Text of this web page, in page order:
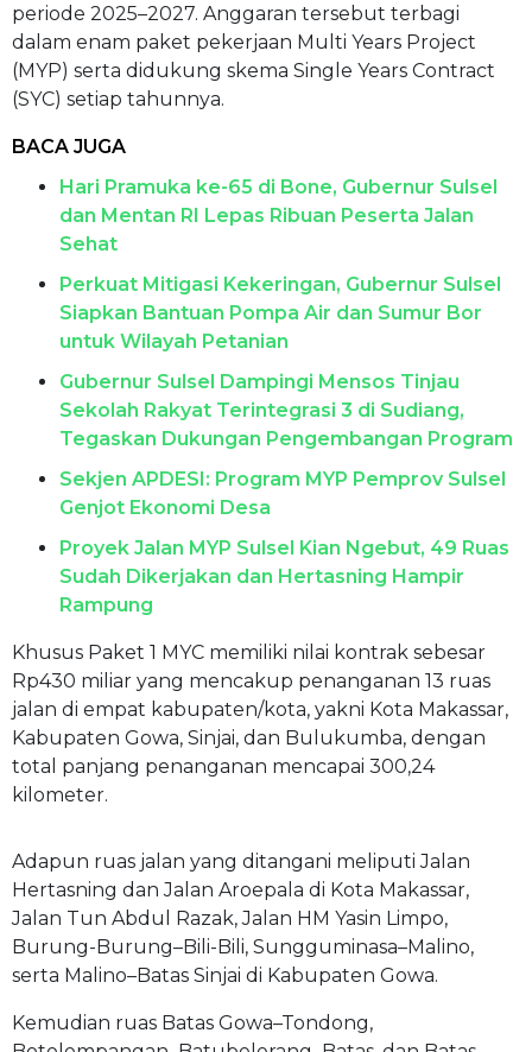
periode 2025–2027. Anggaran tersebut terbagi
dalam enam paket pekerjaan Multi Years Project
(MYP) serta didukung skema Single Years Contract
(SYC) setiap tahunnya.
BACA JUGA
Hari Pramuka ke-65 di Bone, Gubernur Sulsel
dan Mentan RI Lepas Ribuan Peserta Jalan
Sehat
Perkuat Mitigasi Kekeringan, Gubernur Sulsel
Siapkan Bantuan Pompa Air dan Sumur Bor
untuk Wilayah Petanian
Gubernur Sulsel Dampingi Mensos Tinjau
Sekolah Rakyat Terintegrasi 3 di Sudiang,
Tegaskan Dukungan Pengembangan Program
Sekjen APDESI: Program MYP Pemprov Sulsel
Genjot Ekonomi Desa
Proyek Jalan MYP Sulsel Kian Ngebut, 49 Ruas
Sudah Dikerjakan dan Hertasning Hampir
Rampung
Khusus Paket 1 MYC memiliki nilai kontrak sebesar
Rp430 miliar yang mencakup penanganan 13 ruas
jalan di empat kabupaten/kota, yakni Kota Makassar,
Kabupaten Gowa, Sinjai, dan Bulukumba, dengan
total panjang penanganan mencapai 300,24
kilometer.
Adapun ruas jalan yang ditangani meliputi Jalan
Hertasning dan Jalan Aroepala di Kota Makassar,
Jalan Tun Abdul Razak, Jalan HM Yasin Limpo,
Burung-Burung–Bili-Bili, Sungguminasa–Malino,
serta Malino–Batas Sinjai di Kabupaten Gowa.
Kemudian ruas Batas Gowa–Tondong,